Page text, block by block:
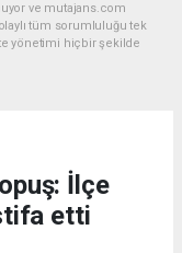
ve mutajans.com
tüm sorumluluğu tek
yönetimi hiçbir şekilde
İlçe
etti